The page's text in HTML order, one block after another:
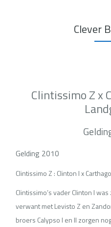
Clever
Clintissimo Z x
Gelding 2010
Clintissimo Z : Clinton I x
Clintissimo’s vader Clinton I
verwant met Levisto Z en
broers Calypso I en II zorgen